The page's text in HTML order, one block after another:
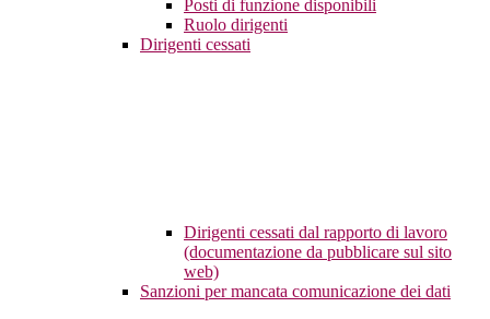
Posti di funzione disponibili
Ruolo dirigenti
Dirigenti cessati
Dirigenti cessati dal rapporto di lavoro
(documentazione da pubblicare sul sito
web)
Sanzioni per mancata comunicazione dei dati